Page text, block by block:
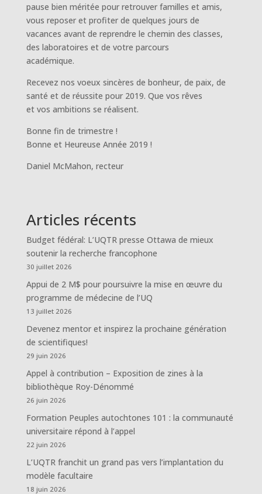
pause bien méritée pour retrouver familles et amis,
vous reposer et profiter de quelques jours de
vacances avant de reprendre le chemin des classes,
des laboratoires et de votre parcours
académique.
Recevez nos voeux sincères de bonheur, de paix, de
santé et de réussite pour 2019. Que vos rêves
et vos ambitions se réalisent.
Bonne fin de trimestre !
Bonne et Heureuse Année 2019 !
Daniel McMahon, recteur
Articles récents
Budget fédéral: L’UQTR presse Ottawa de mieux
soutenir la recherche francophone
30 juillet 2026
Appui de 2 M$ pour poursuivre la mise en œuvre du
programme de médecine de l’UQ
13 juillet 2026
Devenez mentor et inspirez la prochaine génération
de scientifiques!
29 juin 2026
Appel à contribution – Exposition de zines à la
bibliothèque Roy-Dénommé
26 juin 2026
Formation Peuples autochtones 101 : la communauté
universitaire répond à l’appel
22 juin 2026
L’UQTR franchit un grand pas vers l’implantation du
modèle facultaire
18 juin 2026